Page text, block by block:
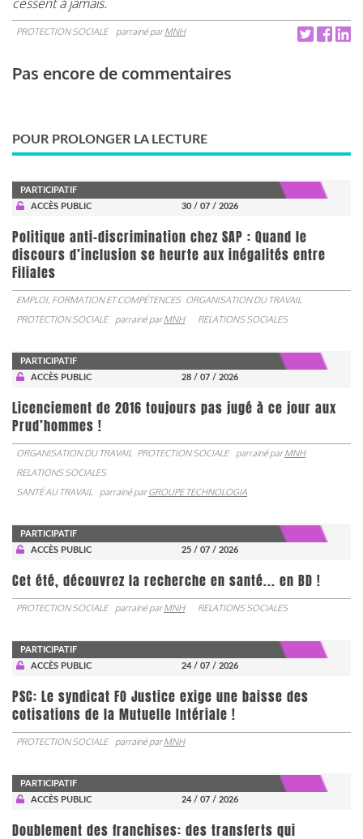
PROTECTION SOCIALE parrainé parMNH
Pas encore de commentaires
POUR PROLONGER LA LECTURE
PARTICIPATIF
ACCÈS PUBLIC
30 / 07 / 2026
Politique anti-discrimination chez SAP : Quand le
discours d’inclusion se heurte aux inégalités entre
Filiales
EMPLOI, FORMATION ET COMPÉTENCES ORGANISATION DU TRAVAIL
PROTECTION SOCIALE
parrainé parMNH RELATIONS SOCIALES
PARTICIPATIF
ACCÈS PUBLIC
28 / 07 / 2026
Licenciement de 2016 toujours pas jugé à ce jour aux
Prud’hommes !
ORGANISATION DU TRAVAIL PROTECTION SOCIALE parrainé parMNH
RELATIONS SOCIALES
SANTÉ AU TRAVAIL
parrainé parGROUPE TECHNOLOGIA
PARTICIPATIF
ACCÈS PUBLIC
25 / 07 / 2026
Cet été, découvrez la recherche en santé... en BD !
PROTECTION SOCIALE parrainé parMNH RELATIONS SOCIALES
PARTICIPATIF
ACCÈS PUBLIC
24 / 07 / 2026
PSC: Le syndicat FO Justice exige une baisse des
cotisations de la Mutuelle Intériale !
PROTECTION SOCIALE parrainé parMNH
PARTICIPATIF
ACCÈS PUBLIC
24 / 07 / 2026
Doublement des franchises: des transferts qui